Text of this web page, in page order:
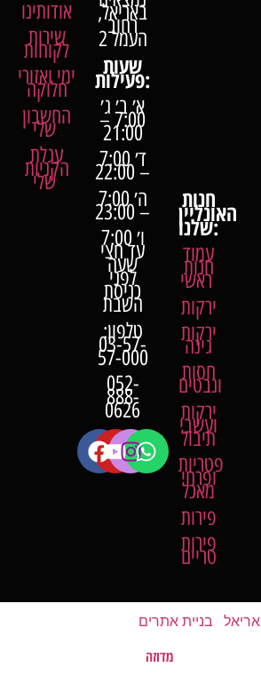
אודותינו
שירות
לקוחות
ימי ואזורי
חלוקה
החשבון
שלי
עגלת
הקניות
שלי
באריאל,
רחוב
העמל 2
שעותפעילות:
א׳ ב׳ ג׳
7:00 –
21:00
ד׳ 7:00
– 22:00
ה׳ 7:00
– 23:00
ו׳ 7:00
עד חצי
שעה
לפני
כניסת
השבת
טלפון:
03-57-
57-000
052-
888-
0626
חנות
האונליין
שלנו:
עמוד
חנות
ראשי
ירקות
ירקות
גינה
חסות
ונבטים
ירקות
ועשבי
תיבול
פטריות
ופרחי
מאכל
פירות
פירות
טריים
אריאל בניית אתרים
האתר נבנה על ידימדוזה